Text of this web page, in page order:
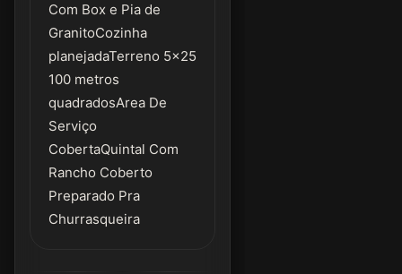
Com Box e Pia de
GranitoCozinha
planejadaTerreno 5x25
100 metros
quadradosArea De
Serviço
CobertaQuintal Com
Rancho Coberto
Preparado Pra
Churrasqueira